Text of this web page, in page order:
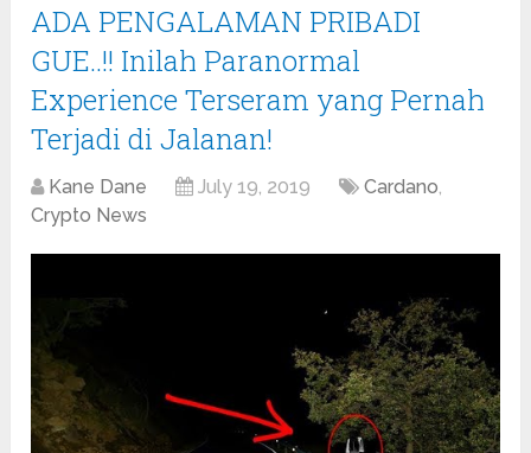
ADA PENGALAMAN PRIBADI
GUE..!! Inilah Paranormal
Experience Terseram yang Pernah
Terjadi di Jalanan!
Kane Dane July 19, 2019 Cardano,
Crypto News